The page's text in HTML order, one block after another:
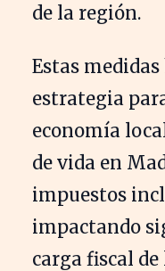
de la región.
Estas
estrategia
economía
de vida en
impuestos
impactando
carga fiscal